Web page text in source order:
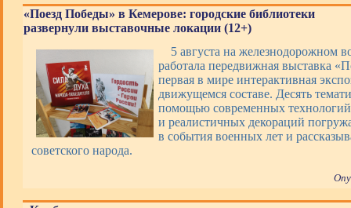
«Поезд Победы» в Кемерове: городские библиотеки
развернули выставочные локации (12+)
5 августа на железнодорожном
работала передвижная выставка
первая в мире интерактивная
движущемся составе. Десять
помощью современных
и реалистичных декораций
в события военных лет и
советского народа.